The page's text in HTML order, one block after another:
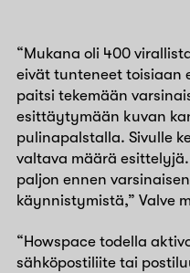
“Mukana oli 400
eivät tunteneet toisiaan
paitsi tekemään
esittäytymään kuvan
pulinapalstalla. Sivulle
valtava määrä
paljon ennen
käynnistymistä,” Valve
“Howspace todella
sähköpostiliite tai